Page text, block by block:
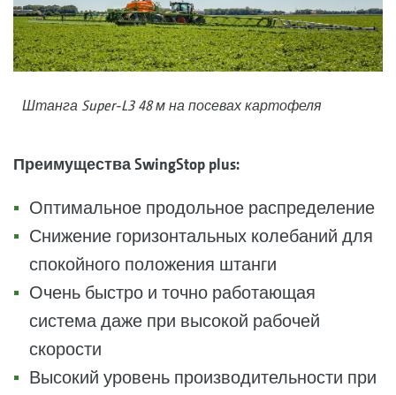
Штанга Super-L3 48 м на посевах картофеля
Преимущества SwingStop plus:
Оптимальное продольное распределение
Снижение горизонтальных колебаний для
спокойного положения штанги
Очень быстро и точно работающая
система даже при высокой рабочей
скорости
Высокий уровень производительности при